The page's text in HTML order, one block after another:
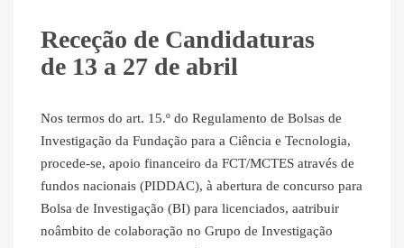
Receção de Candidaturas
de 13 a 27 de abril
Nos termos do art. 15.º do Regulamento de Bolsas de
Investigação da Fundação para a Ciência e Tecnologia,
procede-se, apoio financeiro da FCT/MCTES através de
fundos nacionais (PIDDAC), à abertura de concurso para
Bolsa de Investigação (BI) para licenciados, aatribuir
noâmbito de colaboração no Grupo de Investigação